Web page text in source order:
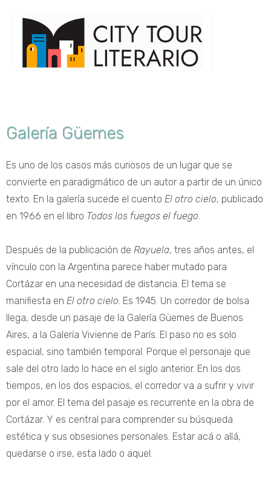
Galería Güemes
Es uno de los casos más curiosos de un lugar que se
convierte en paradigmático de un autor a partir de un único
texto. En la galería sucede el cuento El otro cielo, publicado
en 1966 en el libro Todos los fuegos el fuego.
Después de la publicación de Rayuela, tres años antes, el
vínculo con la Argentina parece haber mutado para
Cortázar en una necesidad de distancia. El tema se
manifiesta en El otro cielo. Es 1945. Un corredor de bolsa
llega, desde un pasaje de la Galería Güemes de Buenos
Aires, a la Galería Vivienne de París. El paso no es solo
espacial, sino también temporal. Porque el personaje que
sale del otro lado lo hace en el siglo anterior. En los dos
tiempos, en los dos espacios, el corredor va a sufrir y vivir
por el amor. El tema del pasaje es recurrente en la obra de
Cortázar. Y es central para comprender su búsqueda
estética y sus obsesiones personales. Estar acá o allá,
quedarse o irse, esta lado o aquel.